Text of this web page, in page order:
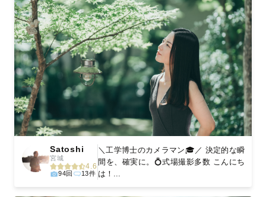
Satoshi
宮城
4.6
94回 13件
＼工学博士のカメラマン🎓／ 決定的な瞬
間を、確実に。💍式場撮影多数 こんにち
は！...